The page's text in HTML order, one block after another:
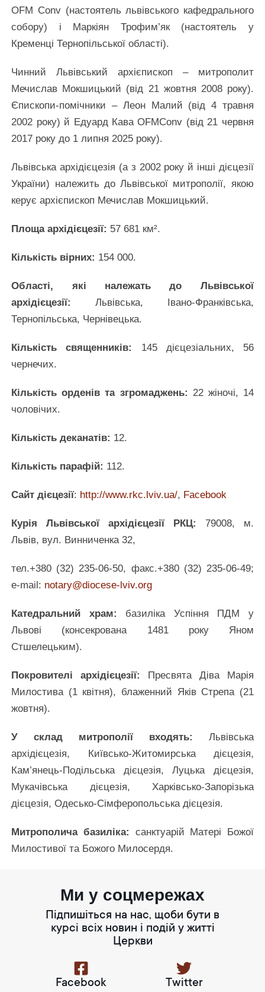
OFM Conv (настоятель львівського кафедрального
собору) і Маркіян Трофим’як (настоятель у
Кременці Тернопільської області).
Чинний Львівський архієпископ – митрополит
Мечислав Мокшицький (від 21 жовтня 2008 року).
Єпископи-помічники – Леон Малий (від 4 травня
2002 року) й Едуард Кава OFМConv (від 21 червня
2017 року до 1 липня 2025 року).
Львівська архідієцезія (а з 2002 року й інші дієцезії
України) належить до Львівської митрополії, якою
керує архієпископ Мечислав Мокшицький.
Площа архідієцезії: 57 681 км².
Кількість вірних: 154 000.
Області, які належать до Львівської
архідієцезії:
Львівська, Івано-Франківська,
Тернопільська, Чернівецька.
Кількість священників: 145 дієцезіальних, 56
чернечих.
Кількість орденів та згромаджень: 22 жіночі, 14
чоловічих.
Кількість деканатів: 12.
Кількість парафій: 112.
Сайт дієцезії: http://www.rkc.lviv.ua/, Facebook
Курія Львівської архідієцезії РКЦ:
79008, м.
Львів, вул. Винниченка 32,
тел.+380 (32) 235-06-50, факс.+380 (32) 235-06-49;
e-mail: notary@diocese-lviv.org
Катедральний храм: базиліка Успіння ПДМ у
Львові (консекрована 1481 року Яном
Стшелецьким).
Покровителі архідієцезії:
Пресвята Діва Марія
Милостива (1 квітня), блаженний Яків Стрепа (21
жовтня).
У склад митрополії входять: Львівська
архідієцезія, Київсько-Житомирська дієцезія,
Кам’янець-Подільська дієцезія, Луцька дієцезія,
Мукачівська дієцезія, Харківсько-Запорізька
дієцезія, Одесько-Сімферопольська дієцезія.
Митрополича базиліка:
санктуарій Матері Божої
Милостивої та Божого Милосердя.
Ми у соцмережах
Підпишіться на нас, щоби бути в
курсі всіх новин і подій у житті
Церкви
Facebook Twitter